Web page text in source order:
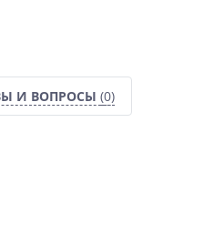
И ВОПРОСЫ (0)